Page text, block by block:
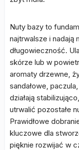
Nuty bazy to
najtrwalsze i nadają
długowieczność.
skórze lub w
aromaty drzewne,
sandałowe,
działają
utrwalić pozostałe
Prawidłowe
kluczowe dla
pięknie rozwijać w